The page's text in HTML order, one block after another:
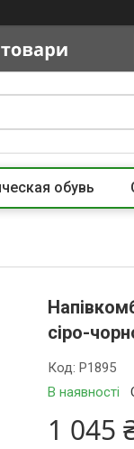
обувь
сіро-
В наявності
Код:P1895
1 045